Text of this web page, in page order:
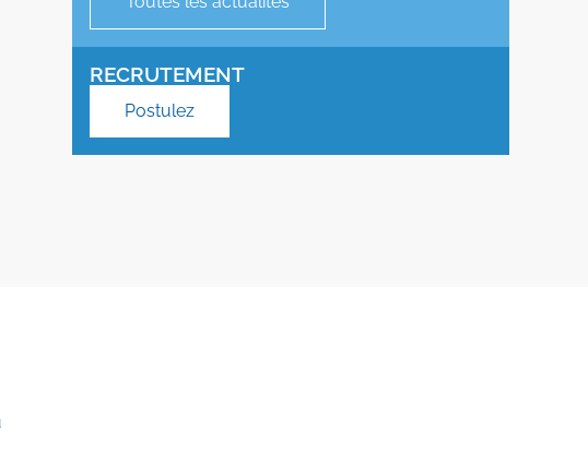
RECRUTEMENT
Postulez